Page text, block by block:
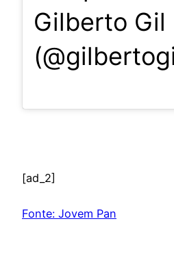
Gilberto Gil
[ad_2]
Fonte: Jovem Pan